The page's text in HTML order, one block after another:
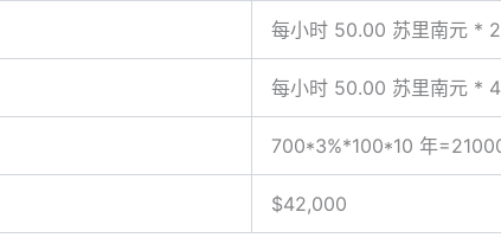
每小时 50.00 苏里南元 *
每小时 50.00 苏里南元 *
700*3%*100*10 年
$42,000